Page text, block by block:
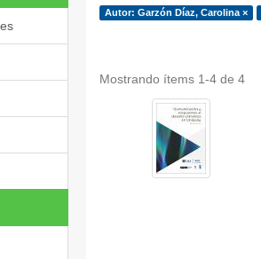
Autor: Garzón Díaz, Carolina ×
Mostrando ítems 1-4 de 4